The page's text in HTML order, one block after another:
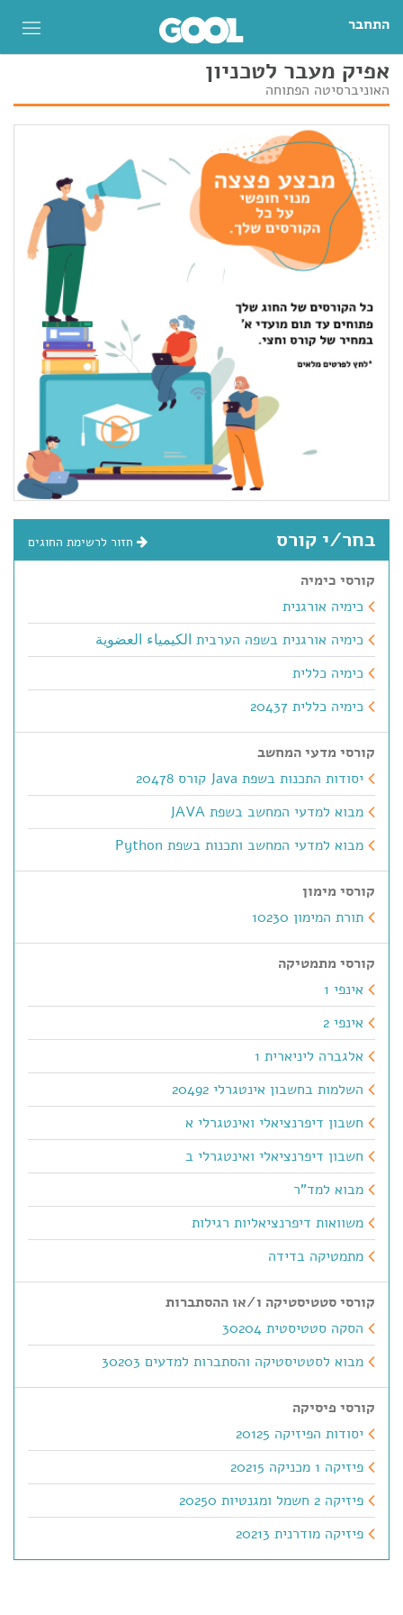
התחבר
אפיק מעבר לטכניון
האוניברסיטה הפתוחה
בחר/י קורס חזור לרשימת החוגים
קורסי כימיה
כימיה אורגנית
כימיה אורגנית בשפה הערבית الكيمياء العضوية
כימיה כללית
כימיה כללית 20437
קורסי מדעי המחשב
יסודות התכנות בשפת Java קורס 20478
מבוא למדעי המחשב בשפת JAVA
מבוא למדעי המחשב ותכנות בשפת Python
קורסי מימון
תורת המימון 10230
קורסי מתמטיקה
אינפי 1
אינפי 2
אלגברה ליניארית 1
השלמות בחשבון אינטגרלי 20492
חשבון דיפרנציאלי ואינטגרלי א
חשבון דיפרנציאלי ואינטגרלי ב
מבוא למד"ר
משוואות דיפרנציאליות רגילות
מתמטיקה בדידה
קורסי סטטיסטיקה ו/או ההסתברות
הסקה סטטיסטית 30204
מבוא לסטטיסטיקה והסתברות למדעים 30203
קורסי פיסיקה
יסודות הפיזיקה 20125
פיזיקה 1 מכניקה 20215
פיזיקה 2 חשמל ומגנטיות 20250
פיזיקה מודרנית 20213